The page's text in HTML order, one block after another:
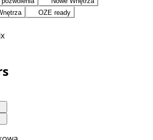
OZE ready